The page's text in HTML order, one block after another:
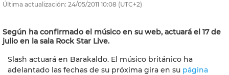
Última actualización: 24/05/2011 10:08 (UTC+2)
Según ha confirmado el músico en su web, actuará el 17 de
julio en la sala Rock Star Live.
Slash actuará en Barakaldo. El músico británico ha
adelantado las fechas de su próxima gira en su página